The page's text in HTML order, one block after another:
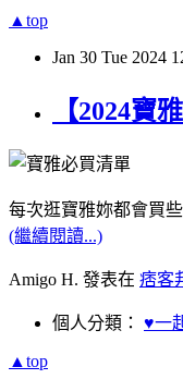
▲top
Jan 30 Tue 2024
【2024寶
每次逛寶雅妳都會買
(繼續閱讀...)
Amigo H. 發表在 痞客
個人分類： ♥一
▲top